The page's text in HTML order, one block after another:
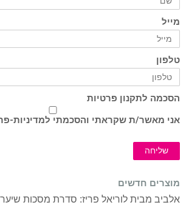
לתקנון פרטיות
מאשר/ת שקראתי והסכמתי למדיניות-פרטיות
שליחה
חדשים
מבית לוריאל פריז: סדרת מסכות שיער